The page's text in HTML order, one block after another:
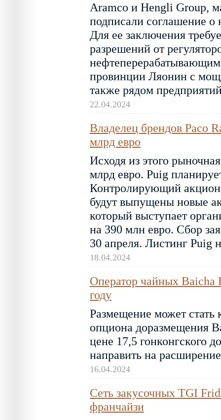
Aramco и Hengli Group,
подписали соглашение о
Для ее заключения
разрешений от
провинции Ляонин с
также рядом
22.04.2024
Владелец брендов Paco
млрд евро
Исходя из этого
млрд евро. Puig
Контролирующий
будут выпущены новые
который выступает
на 390 млн евро. Сбор
30 апреля. Листинг Puig
18.04.2024
Оператор чайных Baicha
году
Размещение может стать
опциона доразмещения
цене 17,5 гонконгского
направить на
16.04.2024
Сеть закусочных TGI
франчайзи